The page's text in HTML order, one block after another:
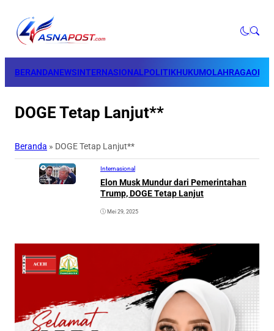
BERANDANEWSINTERNASIONALPOLITIKHUKUMOLAHRAGAOPINI
DOGE Tetap Lanjut**
Beranda » DOGE Tetap Lanjut**
Internasional
Elon Musk Mundur dari Pemerintahan
Trump, DOGE Tetap Lanjut
Mei 29, 2025